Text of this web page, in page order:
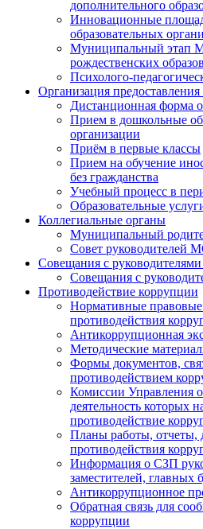
дополнительного
Инновационные
образовательных
Муниципальный этап
рождественских
Психолого-
Организация предоставления
Дистанционная форма
Прием в дошкольные
организации
Приём в первые классы
Прием на обучение
без гражданства
Учебный процесс в
Образовательные
Коллегиальные органы
Муниципальный
Совет руководителей
Совещания с
Совещания с
Противодействие коррупции
Нормативные
противодействия
Антикоррупционная
Методические
Формы документов,
противодействием
Комиссии Управления
деятельность которых
противодействие
Планы работы, отчеты,
противодействия
Информация о СЗП
заместителей, главных
Антикоррупционное
Обратная связь для
коррупции